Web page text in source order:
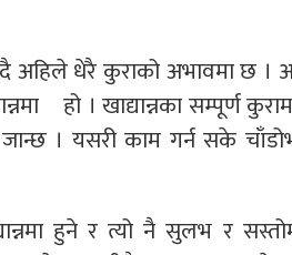
अहिले धेरै कुराको अभावमा छ
हो । खाद्यान्नका सम्पूर्ण
। यसरी काम गर्न सके
हुने र त्यो नै सुलभ र